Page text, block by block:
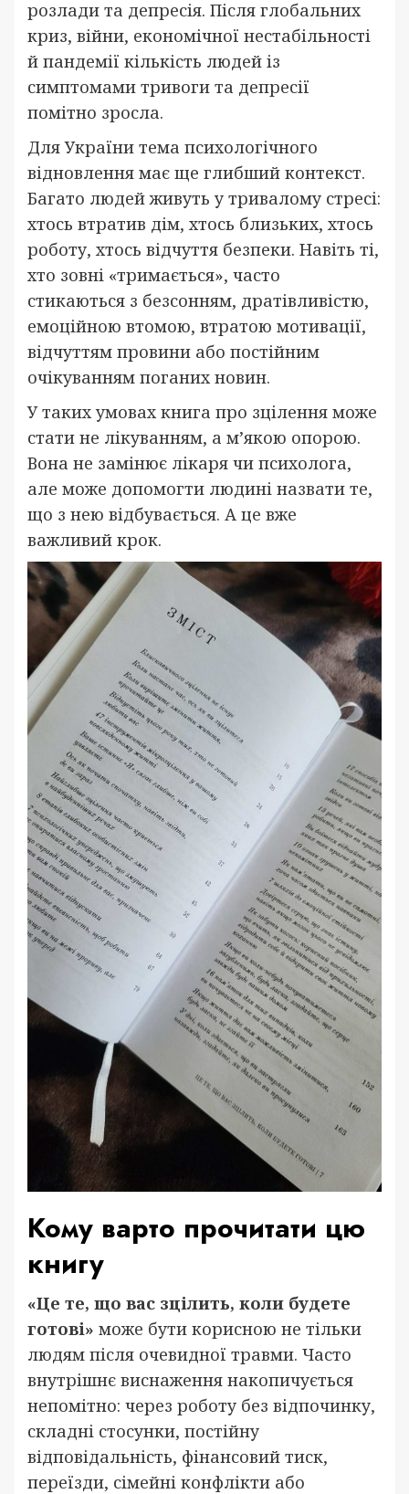
розлади та депресія. Після глобальних
криз, війни, економічної нестабільності
й пандемії кількість людей із
симптомами тривоги та депресії
помітно зросла.
Для України тема психологічного
відновлення має ще глибший контекст.
Багато людей живуть у тривалому стресі:
хтось втратив дім, хтось близьких, хтось
роботу, хтось відчуття безпеки. Навіть ті,
хто зовні «тримається», часто
стикаються з безсонням, дратівливістю,
емоційною втомою, втратою мотивації,
відчуттям провини або постійним
очікуванням поганих новин.
У таких умовах книга про зцілення може
стати не лікуванням, а м’якою опорою.
Вона не замінює лікаря чи психолога,
але може допомогти людині назвати те,
що з нею відбувається. А це вже
важливий крок.
Кому варто прочитати цю
книгу
«Це те, що вас зцілить, коли будете
готові» може бути корисною не тільки
людям після очевидної травми. Часто
внутрішнє виснаження накопичується
непомітно: через роботу без відпочинку,
складні стосунки, постійну
відповідальність, фінансовий тиск,
переїзди, сімейні конфлікти або